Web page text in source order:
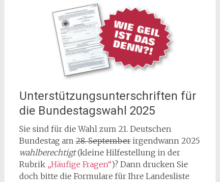
Unterstützungsunterschriften für
die Bundestagswahl 2025
Sie sind für die Wahl zum 21. Deutschen
Bundestag am 28. Septemberirgendwann 2025
wahlberechtigt(kleine Hilfestellung in der
Rubrik „Häufige Fragen“)? Dann drucken Sie
doch bitte die Formulare für Ihre Landesliste